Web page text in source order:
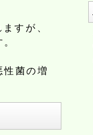
すが、
菌の増